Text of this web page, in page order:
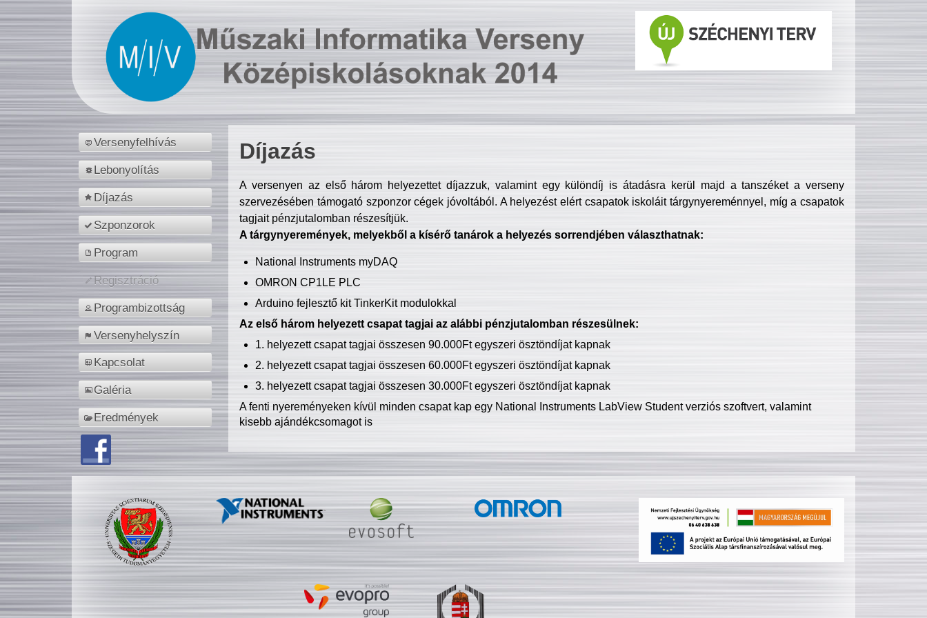
Versenyfelhívás
Lebonyolítás
Díjazás
Szponzorok
Program
Regisztráció
Programbizottság
Versenyhelyszín
Kapcsolat
Galéria
Eredmények
Díjazás
A versenyen az első három helyezettet díjazzuk, valamint egy különdíj is átadásra kerül majd a tanszéket a verseny
szervezésében támogató szponzor cégek jóvoltából. A helyezést elért csapatok iskoláit tárgynyereménnyel, míg a csapatok
tagjait pénzjutalomban részesítjük.
A tárgynyeremények, melyekből a kísérő tanárok a helyezés sorrendjében választhatnak:
National Instruments myDAQ
OMRON CP1LE PLC
Arduino fejlesztő kit TinkerKit modulokkal
Az első három helyezett csapat tagjai az alábbi pénzjutalomban részesülnek:
1. helyezett csapat tagjai összesen 90.000Ft egyszeri ösztöndíjat kapnak
2. helyezett csapat tagjai összesen 60.000Ft egyszeri ösztöndíjat kapnak
3. helyezett csapat tagjai összesen 30.000Ft egyszeri ösztöndíjat kapnak
A fenti nyereményeken kívül minden csapat kap egy National Instruments LabView Student verziós szoftvert, valamint
kisebb ajándékcsomagot is